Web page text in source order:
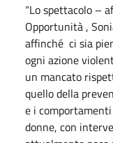
“Lo spettacolo –
Opportunità ,
affinché ci sia
ogni azione
un mancato
quello della
e i
donne, con